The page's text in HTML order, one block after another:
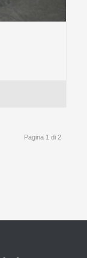
Pagina 1 di 2